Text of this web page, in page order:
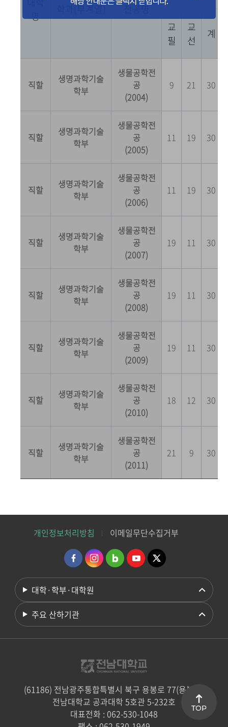
명
학과(부계열) 전공명
교
필
교
선
계
직할
생명과학기술
학부
생물공학전
공
(2004)
9 21 30
직할
생명과학기술
학부
생물공학전
공
(2005)
11 19 30
직할
생명과학기술
학부
생물공학전
공
(2006)
11 19 30
직할
생명과학기술
학부
생물공학전
공
(2007)
19 11 30
직할
생명과학기술
학부
생물공학전
공
(2008)
19 11 30
직할
생명과학기술
학부
생물공학전
공
(2009)
19 11 30
직할
생명과학기술
학부
생물공학전
공
(2010)
18 12 30
직할
생명과학기술
학부
생물공학전
공
(2011)
21 9 30
개인정보처리방침 이메일무단수집거부
대학·학부·대학원
주요 산하기관
(61186) 전남광주통합특별시 북구 용봉로 77(용봉동)
전남대학교 공과대학 5호관 5-232호
대표전화 : 062-530-1048
TOP